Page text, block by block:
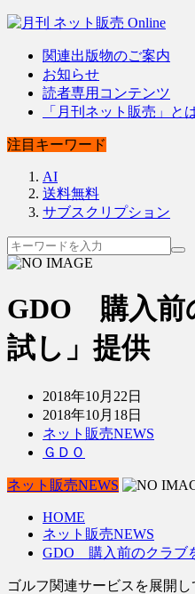
関連出版物のご案内
お知らせ
読者専用コンテンツ
「月刊ネット販売」と
注目キーワード
AI
送料無料
サブスクリプション
GDO 購入前
試し」提供
2018年10月22日
2018年10月18日
ネット販売NEWS
ＧＤＯ
ネット販売NEWS
HOME
ネット販売NEWS
GDO 購入前のクラブ
ゴルフ関連サービスを展開